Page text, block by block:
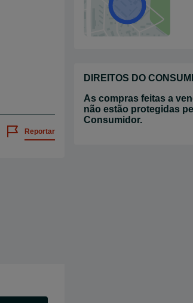
Reportar
DIREITOS DO
As compras feitas a
não estão protegidas
Consumidor.